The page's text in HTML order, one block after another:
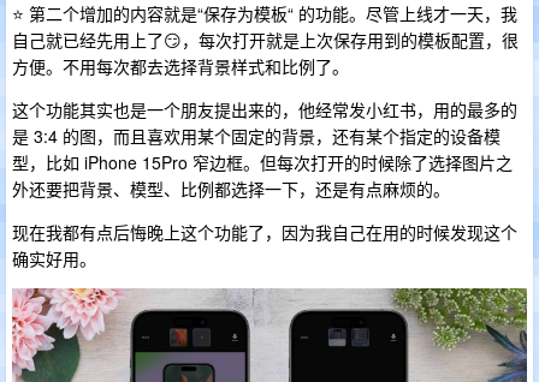
⭐️ 第二个增加的内容就是“保存为模板“ 的功能。尽管上线才一天，我
自己就已经先用上了😏，每次打开就是上次保存用到的模板配置，很
方便。不用每次都去选择背景样式和比例了。
这个功能其实也是一个朋友提出来的，他经常发小红书，用的最多的
是 3:4 的图，而且喜欢用某个固定的背景，还有某个指定的设备模
型，比如 iPhone 15Pro 窄边框。但每次打开的时候除了选择图片之
外还要把背景、模型、比例都选择一下，还是有点麻烦的。
现在我都有点后悔晚上这个功能了，因为我自己在用的时候发现这个
确实好用。